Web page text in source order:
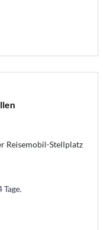
Reisemobil-Stellplatz